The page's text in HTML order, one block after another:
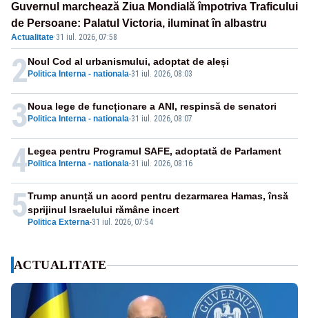
Guvernul marchează Ziua Mondială împotriva Traficului
de Persoane: Palatul Victoria, iluminat în albastru
Actualitate·31 iul. 2026, 07:58
2 Politica Interna - nationala-31 iul. 2026, 08:03
Noul Cod al urbanismului, adoptat de aleși
3 Politica Interna - nationala-31 iul. 2026, 08:07
Noua lege de funcționare a ANI, respinsă de senatori
4 Politica Interna - nationala-31 iul. 2026, 08:16
Legea pentru Programul SAFE, adoptată de Parlament
5 Politica Externa-31 iul. 2026, 07:54
Trump anunță un acord pentru dezarmarea Hamas, însă
sprijinul Israelului rămâne incert
ACTUALITATE